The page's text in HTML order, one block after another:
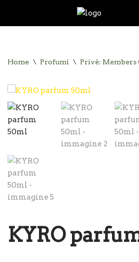
Vai
Home \ Profumi \ Privé: Members
KYRO